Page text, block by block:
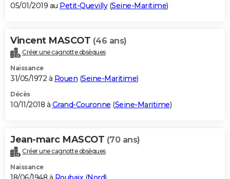
05/01/2019 au Petit-Quevilly(Seine-Maritime)
Vincent MASCOT (46 ans)
Créer une cagnotte obsèques
Naissance
31/05/1972 à Rouen (Seine-Maritime)
Décès
10/11/2018 à Grand-Couronne (Seine-Maritime)
Jean-marc MASCOT (70 ans)
Créer une cagnotte obsèques
Naissance